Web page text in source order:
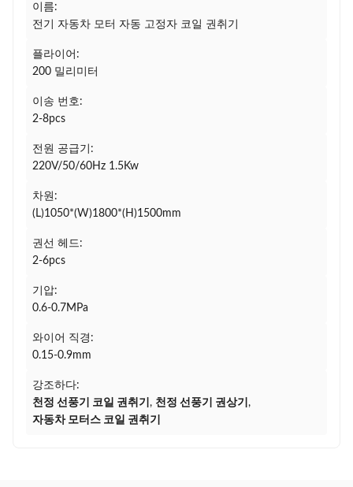
이름:
전기 자동차 모터 자동 고정자 코일 권취기
플라이어:
200 밀리미터
이송 번호:
2-8pcs
전원 공급기:
220V/50/60Hz 1.5Kw
차원:
(L)1050*(W)1800*(H)1500mm
권선 헤드:
2-6pcs
기압:
0.6-0.7MPa
와이어 직경:
0.15-0.9mm
강조하다:
천정 선풍기 코일 권취기 , 천정 선풍기 권상기 ,
자동차 모터스 코일 권취기